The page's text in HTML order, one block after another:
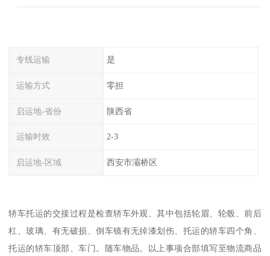
专线运输 是
运输方式 零担
启运地-省份 陕西省
运输时效 2-3
启运地-区域 西安市灞桥区
轿车托运的交接过程是检查轿车外观、其中包括轮眉、轮毂、前后
杠、玻璃、有无破损、倒车镜有无掉漆划伤、托运的轿车四个角、
托运的轿车顶部、车门。随车物品。以上事项合部填写至物流商品